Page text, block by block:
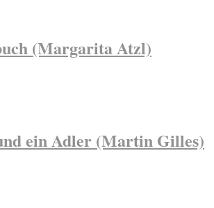
(Margarita Atzl)
ein Adler (Martin Gilles)